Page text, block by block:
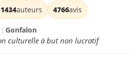
1434auteurs 4766avis
Gonfalon
culturelle à but non lucratif